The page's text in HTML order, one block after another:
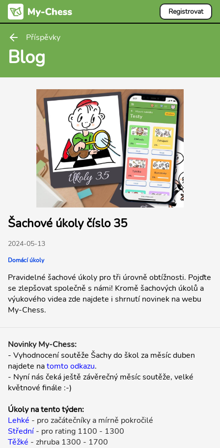
Registrovat
Příspěvky
Blog
Šachové úkoly číslo 35
2024-05-13
Domácí úkoly
Pravidelné šachové úkoly pro tři úrovně obtížnosti. Pojďte
se zlepšovat společně s námi! Kromě šachových úkolů a
výukového videa zde najdete i shrnutí novinek na webu
My-Chess.
Novinky My-Chess:
- Vyhodnocení soutěže Šachy do škol za měsíc duben
najdete natomto odkazu.
- Nyní nás čeká ještě závěrečný měsíc soutěže, velké
květnové finále :-)
Úkoly na tento týden:
Lehké - pro začátečníky a mírně pokročilé
Střední - pro rating 1100 - 1300
Těžké - zhruba 1300 - 1700